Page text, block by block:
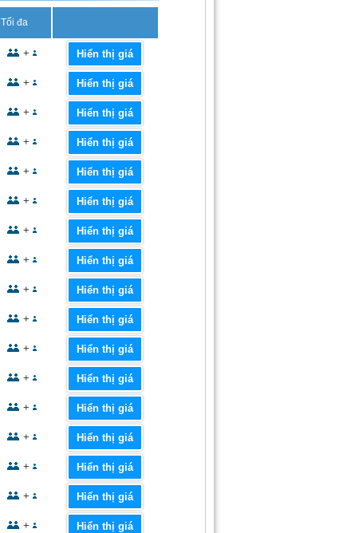
Tối đa
+ Hiển thị giá
+ Hiển thị giá
+ Hiển thị giá
+ Hiển thị giá
+ Hiển thị giá
+ Hiển thị giá
+ Hiển thị giá
+ Hiển thị giá
+ Hiển thị giá
+ Hiển thị giá
+ Hiển thị giá
+ Hiển thị giá
+ Hiển thị giá
+ Hiển thị giá
+ Hiển thị giá
+ Hiển thị giá
+ Hiển thị giá